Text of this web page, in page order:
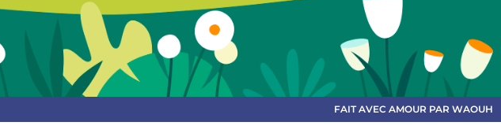
FAIT AVEC AMOUR PAR WAOUH